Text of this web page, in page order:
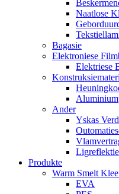
Naatlose
Bagasie
Elektroniese
Elektriese
Ander
Yskas
Produkte
Warm Smelt
EVA